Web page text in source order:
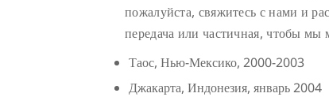
пожалуйста, свяжитесь с нами и
передача или частичная, чтобы мы
Таос, Нью-Мексико, 2000-2003
Джакарта, Индонезия, январь 2004